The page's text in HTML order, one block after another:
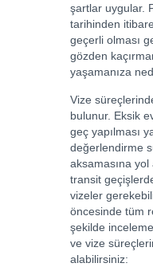
şartlar uygular.
tarihinden
geçerli olması
gözden
yaşamanıza
Vize
bulunur. Eksik
geç yapılması
değerlendirme
aksamasına yol
transit
vizeler
öncesinde tüm
şekilde
ve vize
alabilirsiniz: